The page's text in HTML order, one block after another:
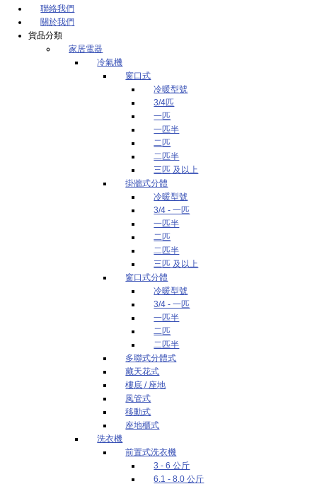
聯絡我們
關於我們
貨品分類
家居電器
冷氣機
窗口式
冷暖型號
3/4匹
一匹
一匹半
二匹
二匹半
三匹 及以上
掛牆式分體
冷暖型號
3/4 - 一匹
一匹半
二匹
二匹半
三匹 及以上
窗口式分體
冷暖型號
3/4 - 一匹
一匹半
二匹
二匹半
多聯式分體式
藏天花式
樓底 / 座地
風管式
移動式
座地櫃式
洗衣機
前置式洗衣機
3 - 6 公斤
6.1 - 8.0 公斤